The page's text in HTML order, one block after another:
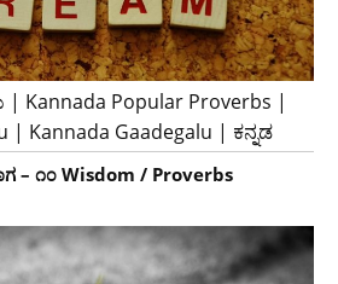
| Kannada Popular Proverbs |
| Kannada Gaadegalu | ಕನ್ನಡ
– ೧೦ Wisdom / Proverbs